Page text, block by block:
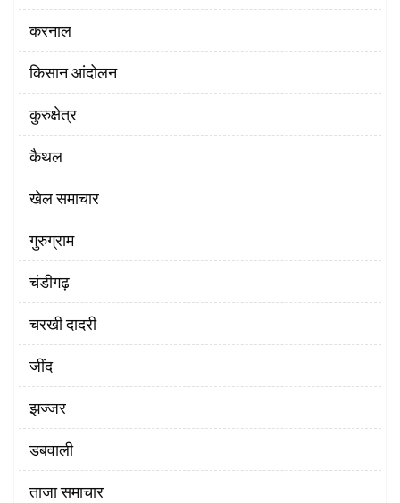
करनाल
किसान आंदोलन
कुरुक्षेत्र
कैथल
खेल समाचार
गुरुग्राम
चंडीगढ़
चरखी दादरी
‌जींद
झज्जर
डबवाली
ताजा समाचार